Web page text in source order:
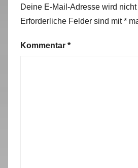
Deine E-Mail-Adresse wird
Erforderliche Felder sind mit*
Kommentar *